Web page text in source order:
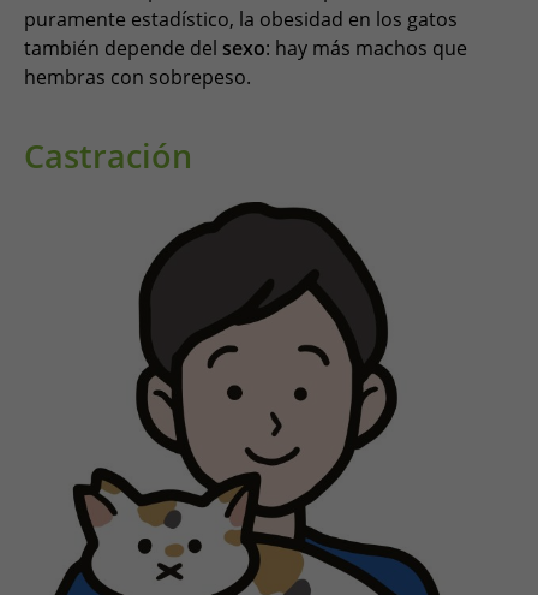
puramente estadístico, la obesidad en los gatos
también depende del sexo: hay más machos que
hembras con sobrepeso.
Castración